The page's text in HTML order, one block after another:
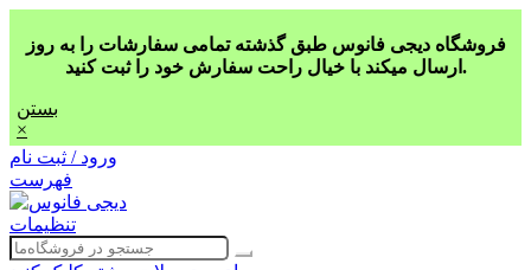
فروشگاه دیجی فانوس طبق گذشته تمامی سفارشات را به روز
ارسال میکند با خیال راحت سفارش خود را ثبت کنید.
بستن
×
ورود / ثبت نام
فهرست
تنظیمات